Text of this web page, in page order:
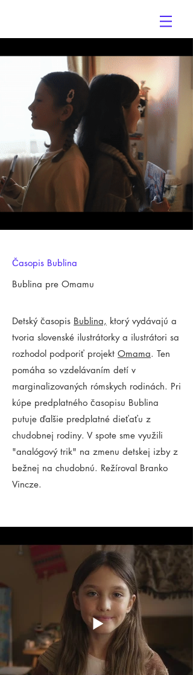
Časopis Bublina
Bublina pre Omamu
Detský časopis Bublina, ktorý vydávajú a
tvoria slovenské ilustrátorky a ilustrátori sa
rozhodol podporiť projekt Omama. Ten
pomáha so vzdelávaním detí v
marginalizovaných rómskych rodinách. Pri
kúpe predplatného časopisu Bublina
putuje ďalšie predplatné dieťaťu z
chudobnej rodiny. V spote sme využili
"analógový trik" na zmenu detskej izby z
bežnej na chudobnú. Režíroval Branko
Vincze.